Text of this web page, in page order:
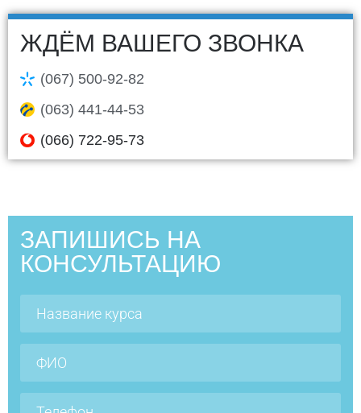
ЖДЁМ ВАШЕГО ЗВОНКА
(067) 500-92-82
(063) 441-44-53
(066) 722-95-73
ЗАПИШИСЬ НА
КОНСУЛЬТАЦИЮ